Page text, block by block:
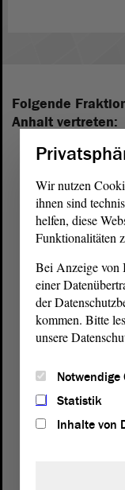
Folgende
Anhalt vertreten:
Postanschrift
Landtagvon
Wir nutzen
ihnen sind
helfen, diese
Funktionalitäten
Bei Anzeige von
einer
der
kommen. Bitte
unsere
Notwendige
Statistik
Inhalte von